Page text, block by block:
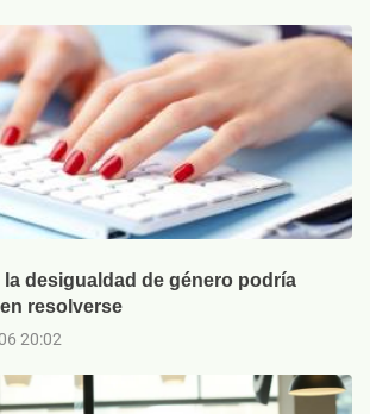
la desigualdad de género podría
resolverse
20:02